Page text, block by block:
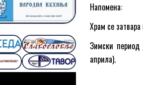
Напомена:
Храм се
Зимски период
априла).